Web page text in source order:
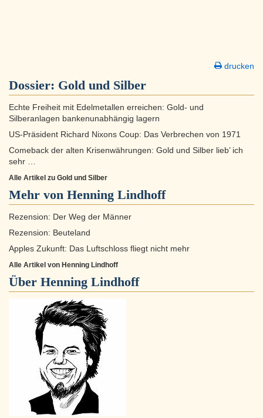
drucken
Dossier: Gold und Silber
Echte Freiheit mit Edelmetallen erreichen: Gold- und
Silberanlagen bankenunabhängig lagern
US-Präsident Richard Nixons Coup: Das Verbrechen von 1971
Comeback der alten Krisenwährungen: Gold und Silber lieb’ ich
sehr …
Alle Artikel zu Gold und Silber
Mehr von Henning Lindhoff
Rezension: Der Weg der Männer
Rezension: Beuteland
Apples Zukunft: Das Luftschloss fliegt nicht mehr
Alle Artikel von Henning Lindhoff
Über Henning Lindhoff